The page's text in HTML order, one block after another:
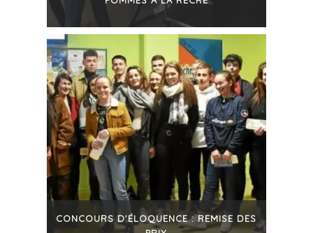
+
CONCOURS D'ÉLOQUENCE : REMISE DES